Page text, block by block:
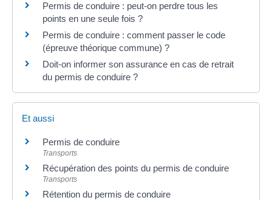
Permis de conduire : peut-on perdre tous les
points en une seule fois ?
Permis de conduire : comment passer le code
(épreuve théorique commune) ?
Doit-on informer son assurance en cas de retrait
du permis de conduire ?
Et aussi
Permis de conduire
Transports
Récupération des points du permis de conduire
Transports
Rétention du permis de conduire